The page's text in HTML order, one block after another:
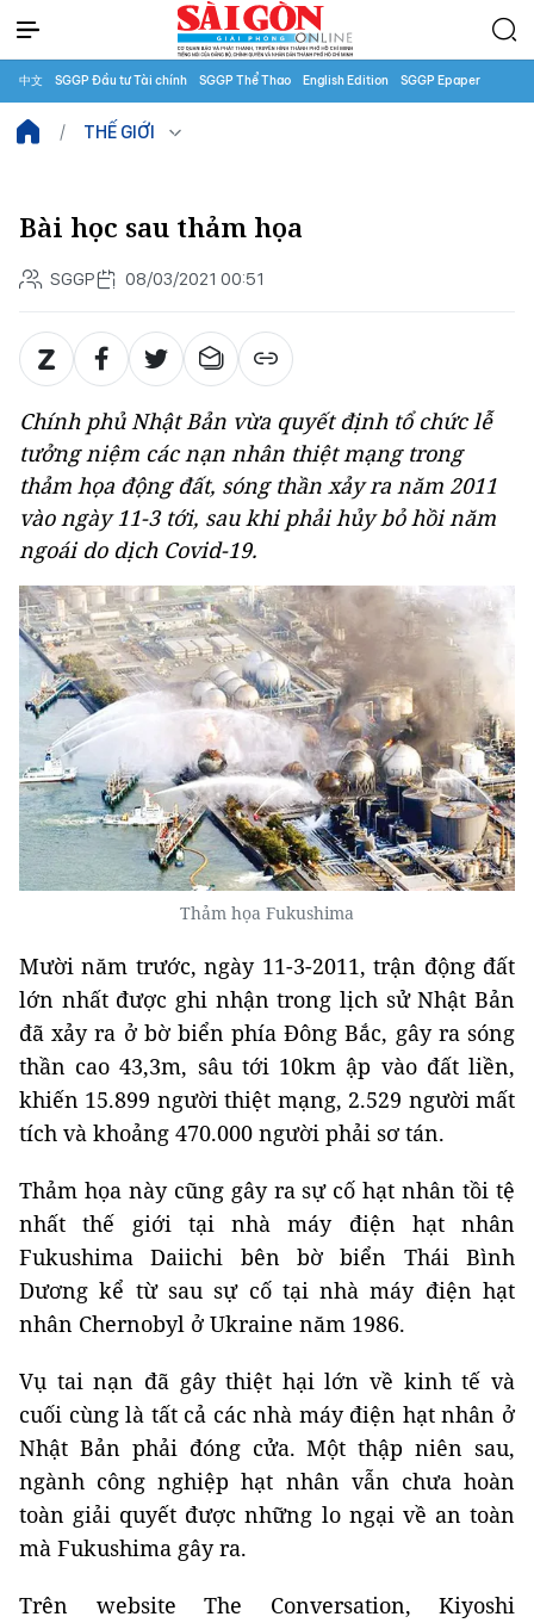
中文 SGGP Đầu tư Tài chính SGGP Thể Thao English Edition SGGP Epaper
THẾ GIỚI
Bài học sau thảm họa
SGGP 08/03/2021 00:51
Chính phủ Nhật Bản vừa quyết định tổ chức lễ
tưởng niệm các nạn nhân thiệt mạng trong
thảm họa động đất, sóng thần xảy ra năm 2011
vào ngày 11-3 tới, sau khi phải hủy bỏ hồi năm
ngoái do dịch Covid-19.
Thảm họa Fukushima
Mười năm trước, ngày 11-3-2011, trận động đất
lớn nhất được ghi nhận trong lịch sử Nhật Bản
đã xảy ra ở bờ biển phía Đông Bắc, gây ra sóng
thần cao 43,3m, sâu tới 10km ập vào đất liền,
khiến 15.899 người thiệt mạng, 2.529 người mất
tích và khoảng 470.000 người phải sơ tán.
Thảm họa này cũng gây ra sự cố hạt nhân tồi tệ
nhất thế giới tại nhà máy điện hạt nhân
Fukushima Daiichi bên bờ biển Thái Bình
Dương kể từ sau sự cố tại nhà máy điện hạt
nhân Chernobyl ở Ukraine năm 1986.
Vụ tai nạn đã gây thiệt hại lớn về kinh tế và
cuối cùng là tất cả các nhà máy điện hạt nhân ở
Nhật Bản phải đóng cửa. Một thập niên sau,
ngành công nghiệp hạt nhân vẫn chưa hoàn
toàn giải quyết được những lo ngại về an toàn
mà Fukushima gây ra.
Trên website The Conversation, Kiyoshi